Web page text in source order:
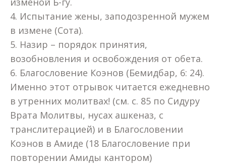
4. Испытание жены, заподозренной мужем
в измене (Сота).
5. Назир – порядок принятия,
возобновления и освобождения от обета.
6. Благословение Коэнов (Бемидбар, 6: 24).
Именно этот отрывок читается ежедневно
в утренних молитвах! (см. с. 85 по Сидуру
Врата Молитвы, нусах ашкеназ, с
транслитерацией) и в Благословении
Коэнов в Амиде (18 Благословение при
повторении Амиды кантором)